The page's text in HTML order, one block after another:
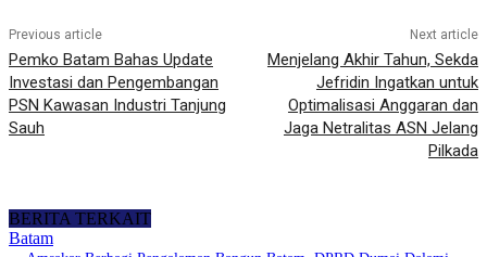
Previous article
Pemko Batam Bahas Update
Investasi dan Pengembangan
PSN Kawasan Industri Tanjung
Sauh
Next article
Menjelang Akhir Tahun, Sekda
Jefridin Ingatkan untuk
Optimalisasi Anggaran dan
Jaga Netralitas ASN Jelang
Pilkada
BERITA TERKAIT
Batam